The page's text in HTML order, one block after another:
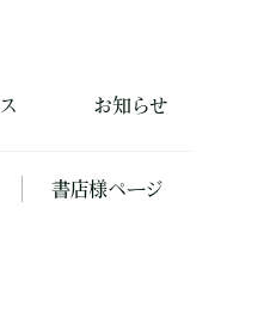
お知らせ
書店様ページ